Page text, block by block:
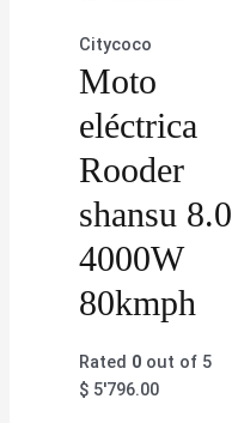
Citycoco
Moto
eléctrica
Rooder
shansu 8.0
4000W
80kmph
Rated 0 out of 5
$ 5'796.00